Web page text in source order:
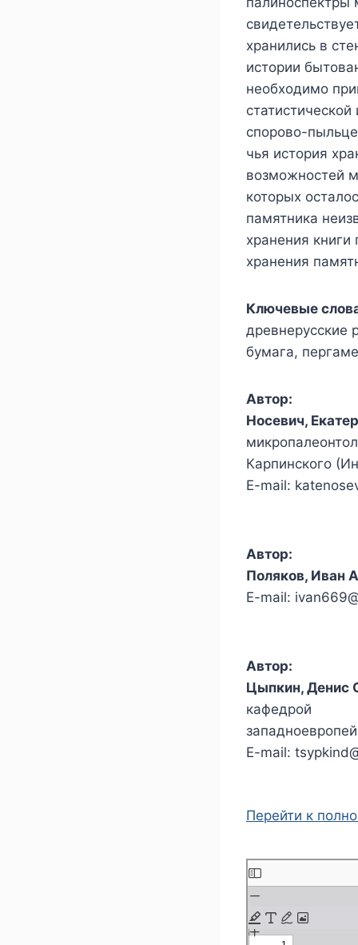
хранились в
истории
необходимо
спорово-
чья история
возможностей
которых
памятника
хранения
хранения
Ключевые
древнерусские
бумага,
Автор:
Носевич,
Карпинского
E-mail:
Автор:
Поляков, Иван
E-mail:
Автор:
Цыпкин, Денис
кафедрой
E-mail:
Перейти к
П
е
е